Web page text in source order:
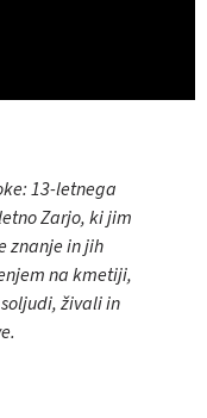
13-letnega
Zarjo, ki jim
znanje in jih
na kmetiji,
živali in